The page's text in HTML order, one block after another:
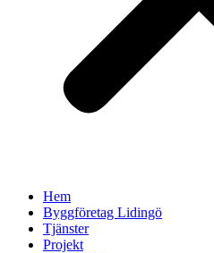
Hem
Byggföretag Lidingö
Tjänster
Projekt